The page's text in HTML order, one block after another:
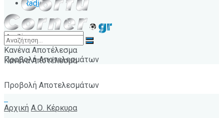
Radio
Κανένα Αποτέλεσμα
Προβολή Αποτελεσμάτων
Κανένα Αποτέλεσμα
Προβολή Αποτελεσμάτων
Αρχική Α.Ο. Κέρκυρα